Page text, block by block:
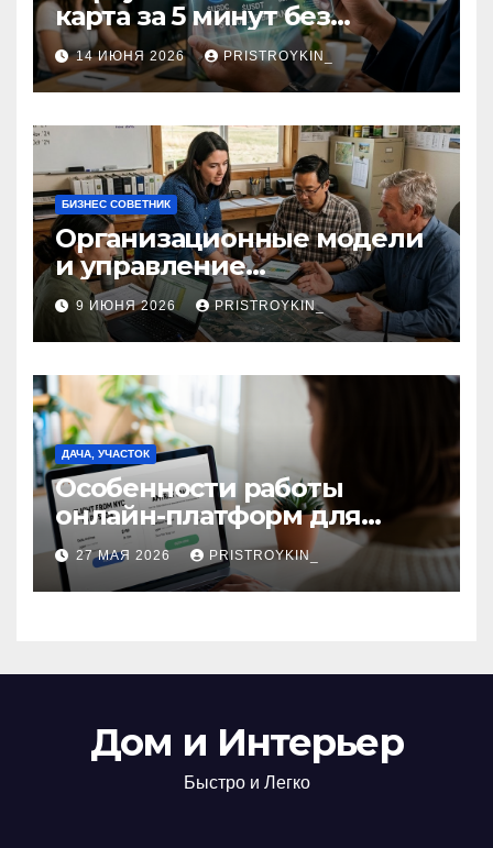
карта за 5 минут без
верификации и участия
банков с пополнением в
долларовом стейблкоине
14 ИЮНЯ 2026 PRISTROYKIN_
БИЗНЕС СОВЕТНИК
Организационные модели
и управление
сельскохозяйственными
компаниями и
предприятиями
9 ИЮНЯ 2026 PRISTROYKIN_
ДАЧА, УЧАСТОК
Особенности работы
онлайн-платформ для
поиска авиабилетов и
железнодорожных
билетов
27 МАЯ 2026 PRISTROYKIN_
Дом и Интерьер
Быстро и Легко